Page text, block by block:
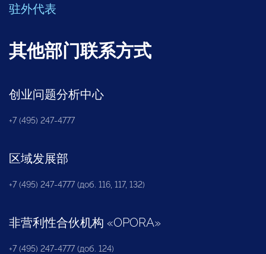
驻外代表
其他部门联系方式
创业问题分析中心
+7 (495) 247-4777
区域发展部
+7 (495) 247-4777 (доб. 116, 117, 132)
非营利性合伙机构 «OPORA»
+7 (495) 247-4777 (доб. 124)